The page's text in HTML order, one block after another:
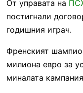
От управата на
постигнали
годишния играч.
Френският
милиона евро за
миналата